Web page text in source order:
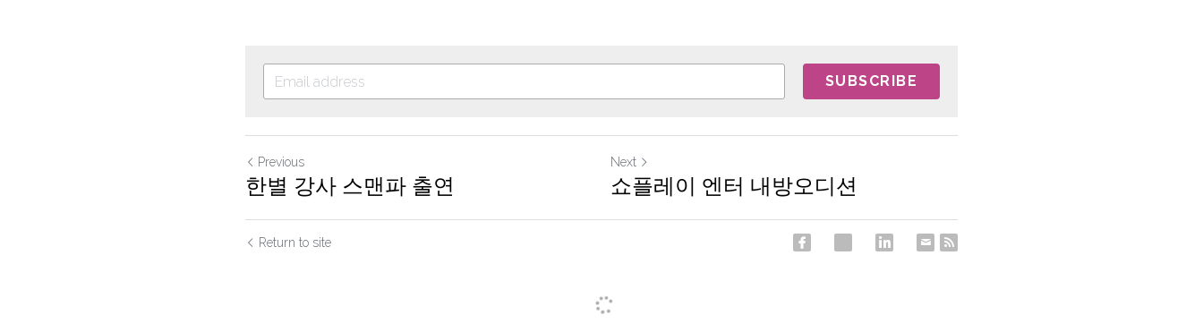
SUBSCRIBE
Previous
한별 강사 스맨파 출연
Next
쇼플레이 엔터 내방오디션
Return to site